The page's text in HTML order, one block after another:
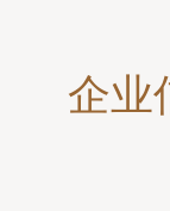
企业